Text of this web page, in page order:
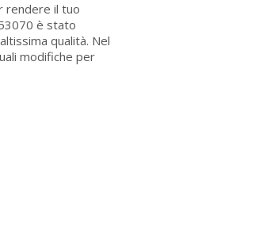
rendere il tuo
è stato
qualità. Nel
modifiche per